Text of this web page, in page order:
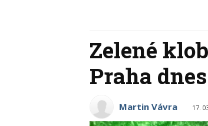
Zelené
Praha
Martin Vávra 17.